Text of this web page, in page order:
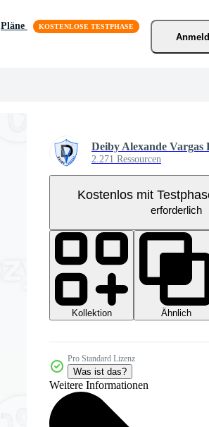
Pläne
2.271 Ressourcen
Kostenlos mit
erforderlich
Kollektion
Ähnlich
Pro Standard Lizenz
Was ist das?
Weitere Informationen